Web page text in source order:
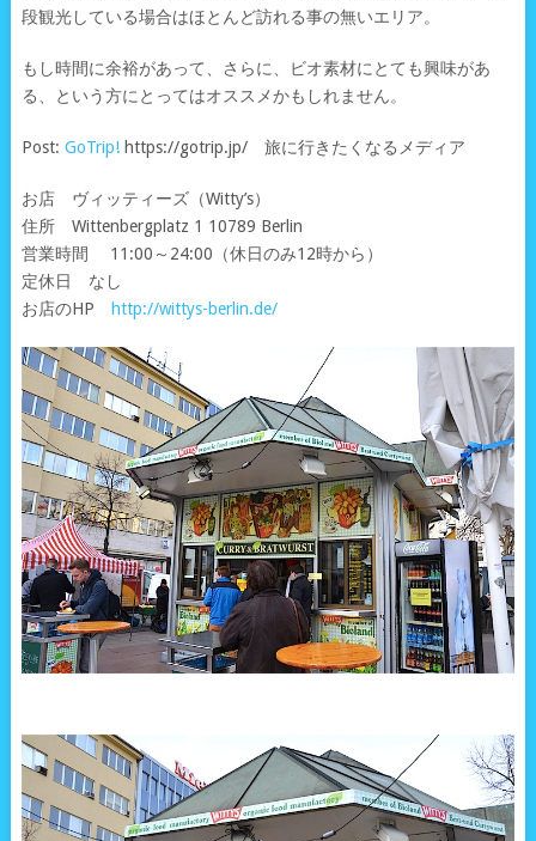
段観光している場合はほとんど訪れる事の無いエリア。
もし時間に余裕があって、さらに、ビオ素材にとても興味があ
る、という方にとってはオススメかもしれません。
Post: GoTrip!https://gotrip.jp/ 旅に行きたくなるメディア
お店 ヴィッティーズ（Witty’s）
住所 Wittenbergplatz 1 10789 Berlin
営業時間 11:00～24:00（休日のみ12時から）
定休日 なし
お店のHP
http://wittys-berlin.de/